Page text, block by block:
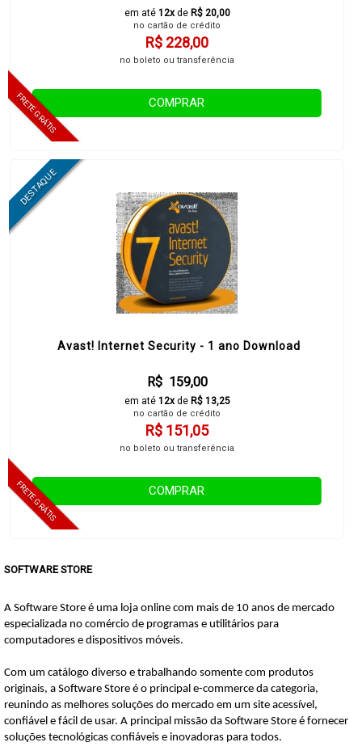
em até 12xde R$ 20,00
no cartão de crédito
R$ 228,00
no boleto ou transferência
COMPRAR
Avast! Internet Security - 1 ano Download
R$ 159,00
em até 12xde R$ 13,25
no cartão de crédito
R$ 151,05
no boleto ou transferência
COMPRAR
SOFTWARE STORE
A Software Store é uma loja online com mais de 10 anos de mercado
especializada no comércio de programas e utilitários para
computadores e dispositivos móveis.
Com um catálogo diverso e trabalhando somente com produtos
originais, a Software Store é o principal e-commerce da categoria,
reunindo as melhores soluções do mercado em um site acessível,
confiável e fácil de usar. A principal missão da Software Store é fornecer
soluções tecnológicas confiáveis e inovadoras para todos.